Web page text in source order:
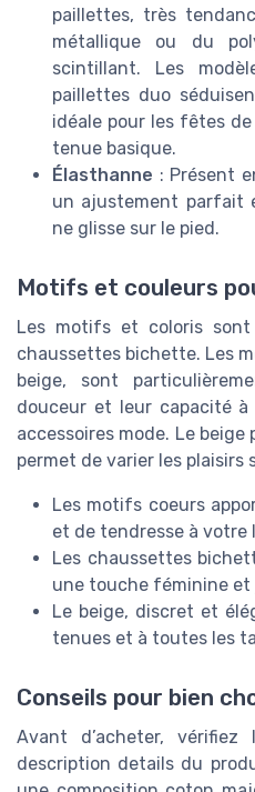
paillettes, très
métallique ou du
scintillant. Les
paillettes duo
idéale pour les fêtes
tenue basique.
Élasthanne : Présent
un ajustement parfait
ne glisse sur le pied.
Motifs et couleurs
Les motifs et coloris
chaussettes bichette. Les
beige, sont
douceur et leur capacité à
accessoires mode. Le
permet de varier les plaisirs
Les motifs coeurs
et de tendresse à votre
Les chaussettes
une touche féminine et
Le beige, discret et
tenues et à toutes les
Conseils pour bien
Avant d’acheter,
description details du